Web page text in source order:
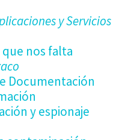
y Servicios
nos falta
Documentación
y espionaje